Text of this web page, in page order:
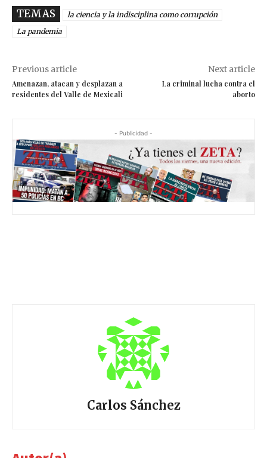
TEMAS
la ciencia y la indisciplina como corrupción
La pandemia
Previous article
Amenazan, atacan y desplazan a
residentes del Valle de Mexicali
Next article
La criminal lucha contra el
aborto
- Publicidad -
Carlos Sánchez